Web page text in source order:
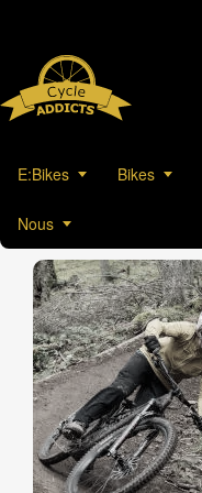
E:Bikes Bikes
Nous